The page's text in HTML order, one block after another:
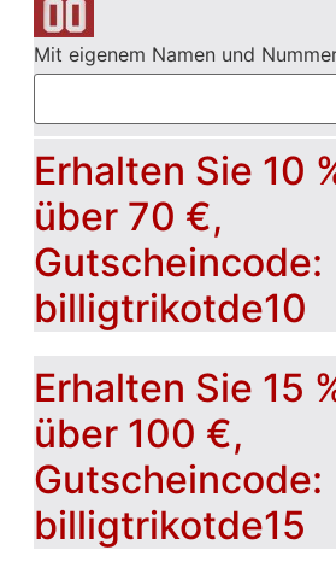
Mit eigenem Namen und
Erhalten Sie 10
über 70 €,
Gutscheincode:
billigtrikotde10
Erhalten Sie 15
über 100 €,
Gutscheincode:
billigtrikotde15